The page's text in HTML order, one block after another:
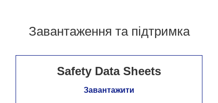
Завантаження та підтримка
Safety Data Sheets
Завантажити